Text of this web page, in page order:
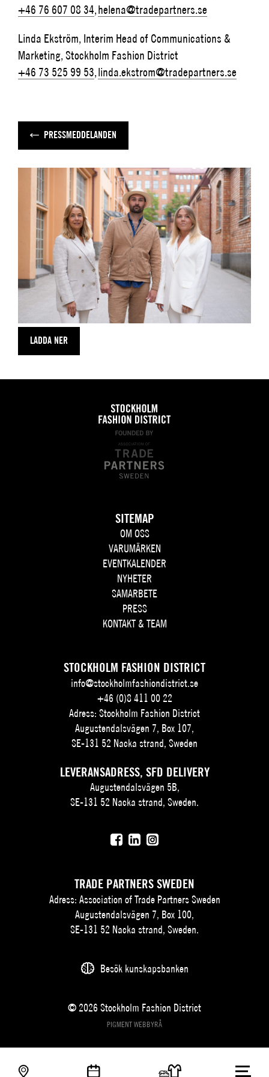
LADDA NER
+46 76 607 08 34,helena@tradepartners.se
Linda Ekström, Interim Head of Communications &
Marketing, Stockholm Fashion District
+46 73 525 99 53,linda.ekstrom@tradepartners.se
PRESSMEDDELANDEN
SITEMAP
OM OSS
VARUMÄRKEN
EVENTKALENDER
NYHETER
SAMARBETE
PRESS
KONTAKT & TEAM
STOCKHOLM FASHION DISTRICT
info@stockholmfashiondistrict.se
+46 (0)8 411 00 22
Adress: Stockholm Fashion District
Augustendalsvägen 7, Box 107,
SE-131 52 Nacka strand, Sweden
LEVERANSADRESS, SFD DELIVERY
Augustendalsvägen 5B,
SE-131 52 Nacka strand, Sweden.
TRADE PARTNERS SWEDEN
Adress: Association of Trade Partners Sweden
Augustendalsvägen 7, Box 100,
SE-131 52 Nacka strand, Sweden.
Besök kunskapsbanken
© 2026 Stockholm Fashion District
PIGMENT WEBBYRÅ